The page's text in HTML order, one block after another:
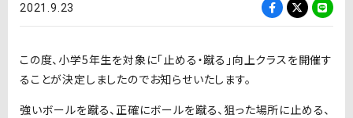
2021.9.23
この度、小学5年生を対象に「止める・蹴る」向上クラスを開催す
ることが決定しましたのでお知らせいたします。
強いボールを蹴る、正確にボールを蹴る、狙った場所に止める、